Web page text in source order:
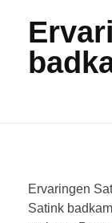
ERVARINGEN
Ervaringen
Satink